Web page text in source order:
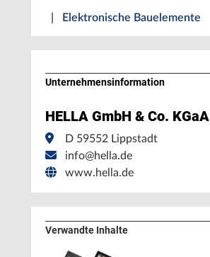
Elektronische Bauelemente
Unternehmens­information
HELLA GmbH & Co. KGaA
D 59552 Lippstadt
info@hella.de
www.hella.de
Verwandte Inhalte